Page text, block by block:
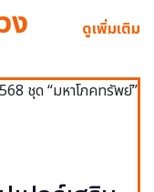
ง ดูเพิ่มเติม